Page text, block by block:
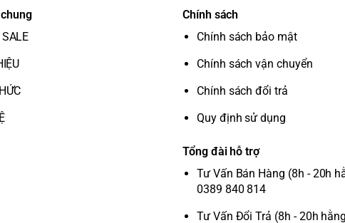
Chính sách
Chính sách bảo mật
Chính sách vận chuyển
Chính sách đổi trả
Quy định sử dụng
Tổng đài hỗ trợ
Tư Vấn Bán Hàng (8h - 20h
0389 840 814
Tư Vấn Đổi Trả (8h - 20h